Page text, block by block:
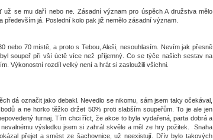
se mu daří nebo ne. Zásadní význam pro úspěch A družstva mělo
já. Poslední kolo pak již nemělo zásadní význam.
nebo 70 místě, a proto s Tebou, Aleši, nesouhlasím. Nevím jak přesně
soupeř při vší úctě více než příjemný. Co se týče našich sestav na
Výkonostní rozdíl velký není a hrát si zasloužili všichni.
dá označit jako debakl. Nevedlo se nikomu, sám jsem taky očekával,
a ne horko těžko držet 50% proti slabším soupeřům. To je ale jen
turnaj. Tím chci říct, že akce to byla vydařená, parta dobrá a
výsledku jsem si zahrál skvěle a měl ze hry požitek. Snaha
přejet a smést ze šachovnice, už neexistují. Dřív bylo takových